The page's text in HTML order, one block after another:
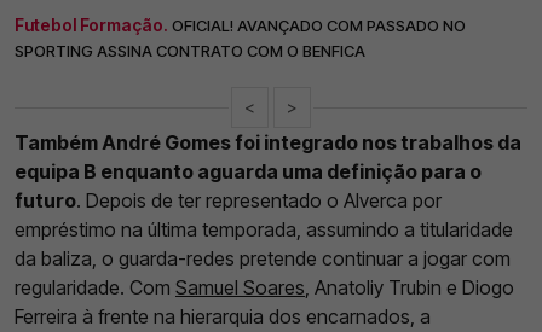
Futebol Formação. OFICIAL! AVANÇADO COM PASSADO NO
SPORTING ASSINA CONTRATO COM O BENFICA
< >
Também André Gomes foi integrado nos trabalhos da
equipa B enquanto aguarda uma definição para o
futuro. Depois de ter representado o Alverca por
empréstimo na última temporada, assumindo a titularidade
da baliza, o guarda-redes pretende continuar a jogar com
regularidade. Com Samuel Soares, Anatoliy Trubin e Diogo
Ferreira à frente na hierarquia dos encarnados, a